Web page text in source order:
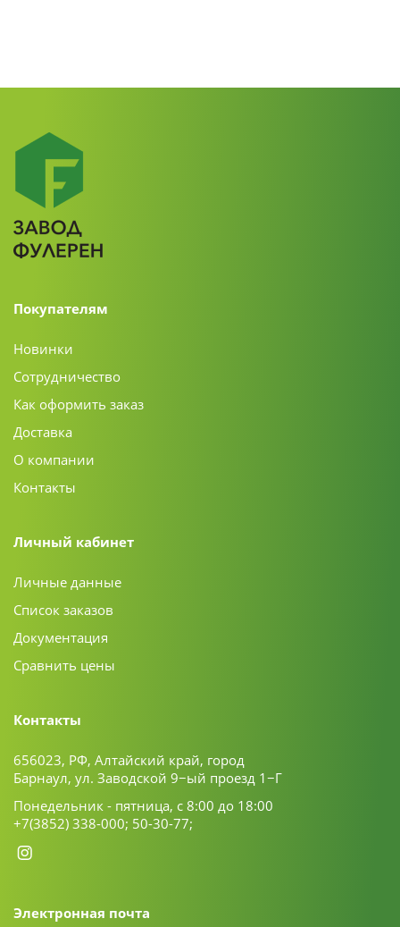
Покупателям
Новинки
Сотрудничество
Как оформить заказ
Доставка
О компании
Контакты
Личный кабинет
Личные данные
Список заказов
Документация
Сравнить цены
Контакты
656023, РФ, Алтайский край, город
Барнаул, ул. Заводской 9−ый проезд 1−Г
Понедельник - пятница, с 8:00 до 18:00
+7(3852) 338-000; 50-30-77;
Электронная почта